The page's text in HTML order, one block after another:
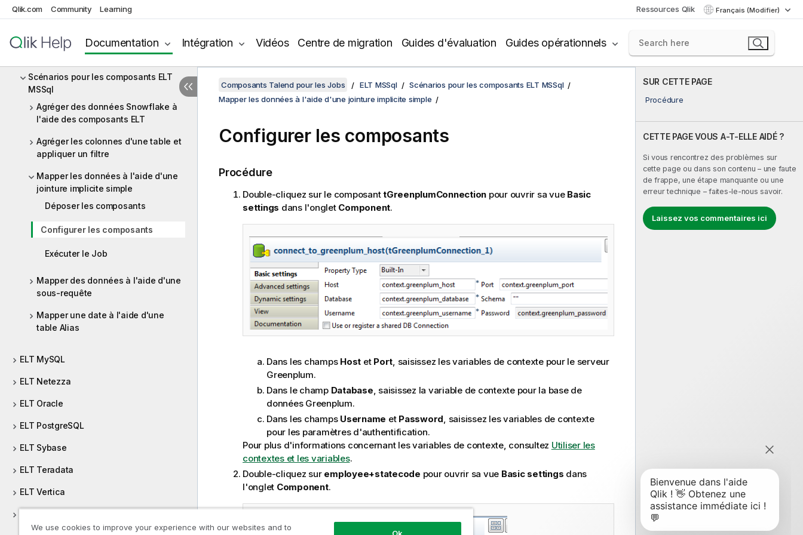
Qlik.com Community Learning Ressources Qlik Français (Modifier)
Documentation Intégration Vidéos Centre de migration Guides d'évaluation Guides opérationnels
ELT JDBC
ELT MSSql
Composants ELT MSSql
Scénarios pour les composants ELT
MSSql
Agréger des données Snowflake à
l'aide des composants ELT
Agréger les colonnes d'une table et
appliquer un filtre
Mapper les données à l'aide d'une
jointure implicite simple
Déposer les composants
Configurer les composants
Exécuter le Job
Mapper des données à l'aide d'une
sous-requête
Mapper une date à l'aide d'une
table Alias
ELT MySQL
ELT Netezza
ELT Oracle
ELT PostgreSQL
ELT Sybase
ELT Teradata
ELT Vertica
(Embeddings)
SUR CETTE PAGE
Procédure
CETTE PAGE VOUS A-T-ELLE AIDÉ ?
Si vous rencontrez des problèmes sur
cette page ou dans son contenu – une faute
de frappe, une étape manquante ou une
erreur technique – faites-le-nous savoir.
Laissez vos commentaires ici
Composants Talend pour les Jobs ELT MSSql
Scénarios pour les composants ELT MSSql
Mapper les données à l'aide d'une jointure implicite simple
Configurer les composants
Procédure
Double-cliquez sur le composanttGreenplumConnection pour ouvrir sa vue Basic
settings dans l'onglet Component.
Dans les champs Host et Port, saisissez les variables de contexte pour le serveur
Greenplum.
Dans le champ Database, saisissez la variable de contexte pour la base de
données Greenplum.
Dans les champs Username et Password, saisissez les variables de contexte
pour les paramètres d'authentification.
Pour plus d'informations concernant les variables de contexte, consultez Utiliser les
contextes et les variables.
Double-cliquez sur employee+statecode pour ouvrir sa vue Basic settings dans
l'onglet Component.
We use cookies to improve your experience with our websites and to